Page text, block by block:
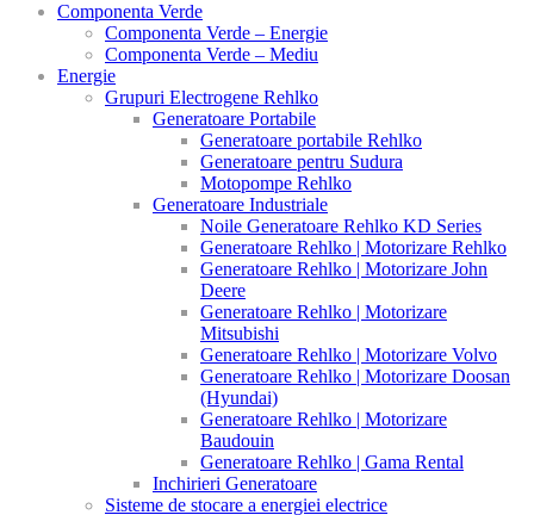
Componenta Verde
Componenta Verde – Energie
Componenta Verde – Mediu
Energie
Grupuri Electrogene Rehlko
Generatoare Portabile
Generatoare portabile Rehlko
Generatoare pentru Sudura
Motopompe Rehlko
Generatoare Industriale
Noile Generatoare Rehlko KD Series
Generatoare Rehlko | Motorizare Rehlko
Generatoare Rehlko | Motorizare John
Deere
Generatoare Rehlko | Motorizare
Mitsubishi
Generatoare Rehlko | Motorizare Volvo
Generatoare Rehlko | Motorizare Doosan
(Hyundai)
Generatoare Rehlko | Motorizare
Baudouin
Generatoare Rehlko | Gama Rental
Inchirieri Generatoare
Sisteme de stocare a energiei electrice